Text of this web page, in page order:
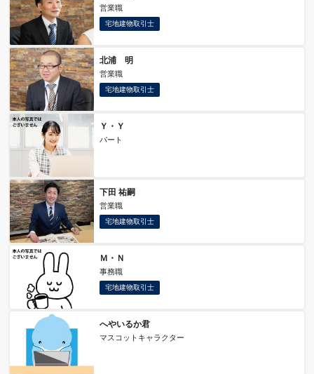
営業職
宅地建物取引士
北浦 明
営業職
宅地建物取引士
Ｙ・Ｙ
パート
下田 祐嗣
営業職
宅地建物取引士
Ｍ・Ｎ
事務職
宅地建物取引士
へやいるか君
マスコットキャラクター